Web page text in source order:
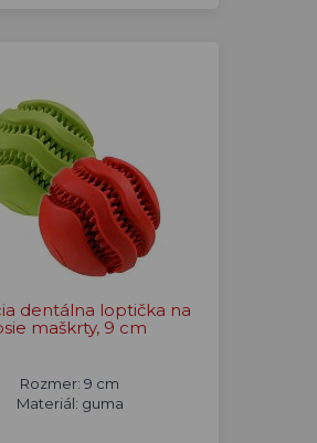
dentálna loptička na
maškrty, 9 cm
Rozmer: 9 cm
Materiál: guma